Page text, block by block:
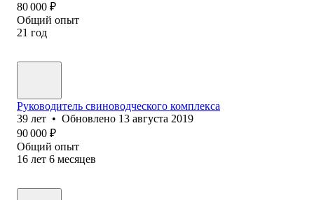
80 000 ₽
Общий опыт
21 год
Руководитель свиноводческого комплекса
39 лет • Обновлено 13 августа 2019
90 000 ₽
Общий опыт
16 лет 6 месяцев